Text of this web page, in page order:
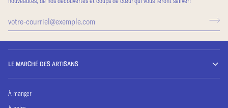
LE MARCHÉ DES ARTISANS
À manger